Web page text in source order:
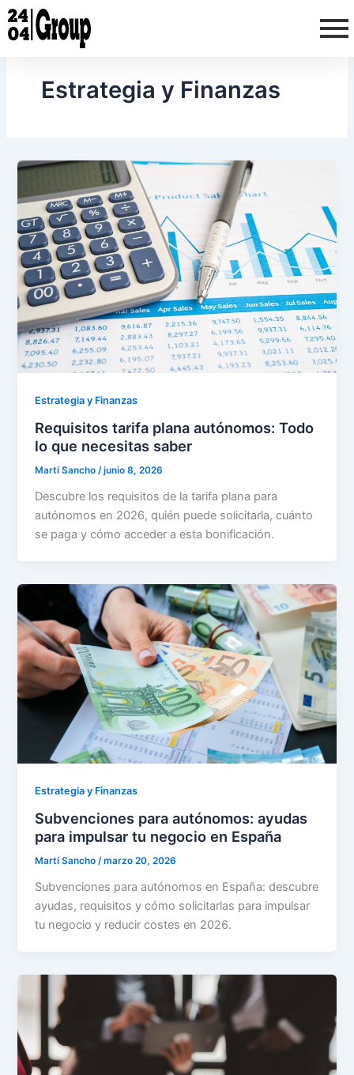
Estrategia y Finanzas
Estrategia y Finanzas
Requisitos tarifa plana autónomos: Todo
lo que necesitas saber
Martí Sancho/junio 8, 2026
Descubre los requisitos de la tarifa plana para
autónomos en 2026, quién puede solicitarla, cuánto
se paga y cómo acceder a esta bonificación.
Estrategia y Finanzas
Subvenciones para autónomos: ayudas
para impulsar tu negocio en España
Martí Sancho/marzo 20, 2026
Subvenciones para autónomos en España: descubre
ayudas, requisitos y cómo solicitarlas para impulsar
tu negocio y reducir costes en 2026.